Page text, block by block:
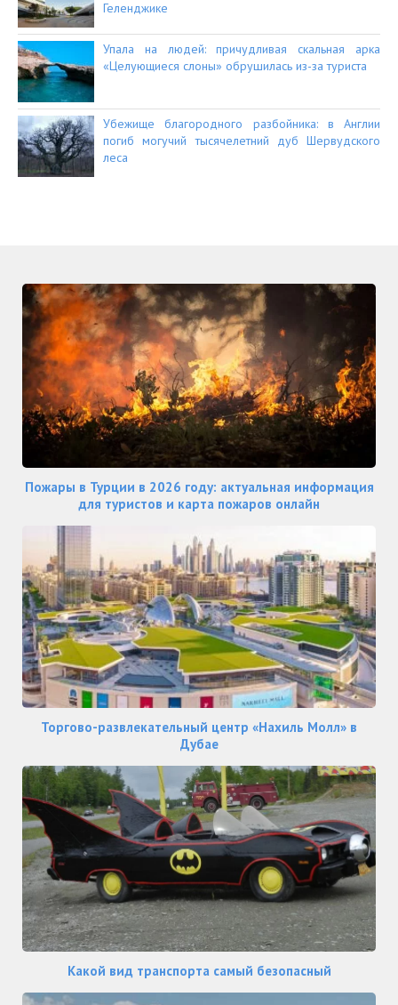
Геленджике
Упала на людей: причудливая скальная арка
«Целующиеся слоны» обрушилась из-за туриста
Убежище благородного разбойника: в Англии
погиб могучий тысячелетний дуб Шервудского
леса
Пожары в Турции в 2026 году: актуальная информация
для туристов и карта пожаров онлайн
Торгово-развлекательный центр «Нахиль Молл» в
Дубае
Какой вид транспорта самый безопасный